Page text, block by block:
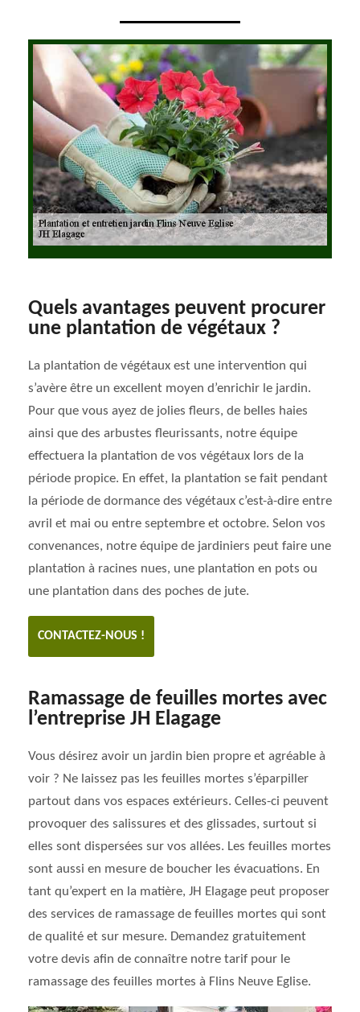
Quels avantages peuvent procurer
une plantation de végétaux ?
La plantation de végétaux est une intervention qui
s’avère être un excellent moyen d’enrichir le jardin.
Pour que vous ayez de jolies fleurs, de belles haies
ainsi que des arbustes fleurissants, notre équipe
effectuera la plantation de vos végétaux lors de la
période propice. En effet, la plantation se fait pendant
la période de dormance des végétaux c’est-à-dire entre
avril et mai ou entre septembre et octobre. Selon vos
convenances, notre équipe de jardiniers peut faire une
plantation à racines nues, une plantation en pots ou
une plantation dans des poches de jute.
CONTACTEZ-NOUS !
Ramassage de feuilles mortes avec
l’entreprise JH Elagage
Vous désirez avoir un jardin bien propre et agréable à
voir ? Ne laissez pas les feuilles mortes s’éparpiller
partout dans vos espaces extérieurs. Celles-ci peuvent
provoquer des salissures et des glissades, surtout si
elles sont dispersées sur vos allées. Les feuilles mortes
sont aussi en mesure de boucher les évacuations. En
tant qu’expert en la matière, JH Elagage peut proposer
des services de ramassage de feuilles mortes qui sont
de qualité et sur mesure. Demandez gratuitement
votre devis afin de connaître notre tarif pour le
ramassage des feuilles mortes à Flins Neuve Eglise.